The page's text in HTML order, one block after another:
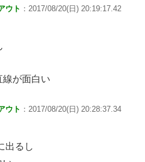
ウト ：2017/08/20(日) 20:19:17.42
が面白い
ウト ：2017/08/20(日) 20:28:37.34
出るし